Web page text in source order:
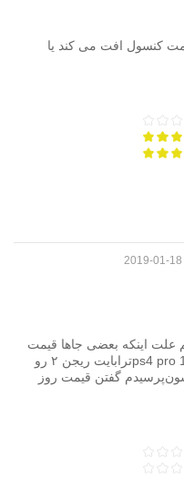
اد و قیمت کنسول افت می کند یا
2019-01-18
علت اینکه بعضی جاها قیمت
فرق داره چیه مثلا درقم همین کنسول ps4 pro 1ترابایت ریجن ۲ رو
وازشون‌پرسیدم گفتن قیمت روز